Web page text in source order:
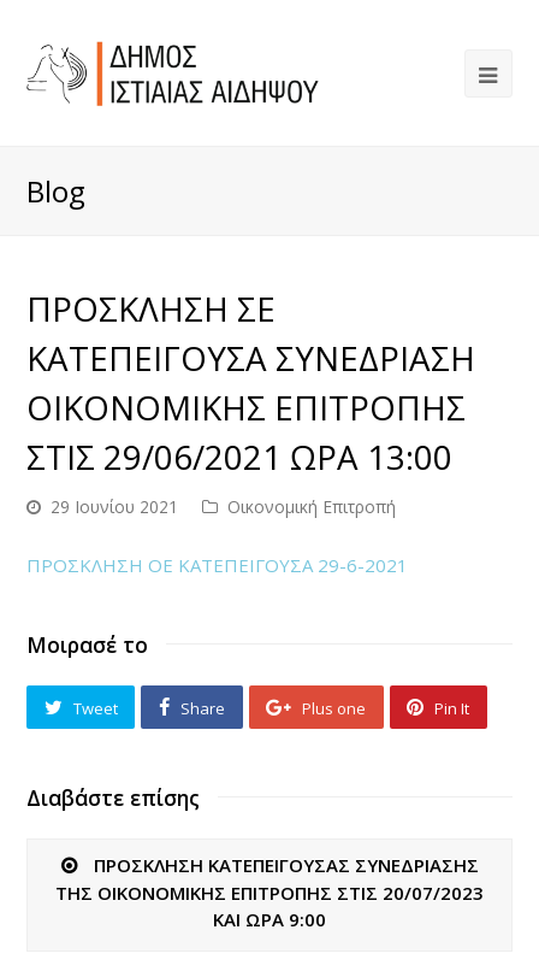
Blog
ΠΡΟΣΚΛΗΣΗ ΣΕ
ΚΑΤΕΠΕΙΓΟΥΣΑ ΣΥΝΕΔΡΙΑΣΗ
ΟΙΚΟΝΟΜΙΚΗΣ ΕΠΙΤΡΟΠΗΣ
ΣΤΙΣ 29/06/2021 ΩΡΑ 13:00
29 Ιουνίου 2021 Οικονομική Επιτροπή
ΠΡΟΣΚΛΗΣΗ ΟΕ ΚΑΤΕΠΕΙΓΟΥΣΑ 29-6-2021
Μοιρασέ το
Tweet Share Plus one Pin It
Διαβάστε επίσης
ΠΡΟΣΚΛΗΣΗ ΚΑΤΕΠΕΙΓΟΥΣΑΣ ΣΥΝΕΔΡΙΑΣΗΣ
ΤΗΣ ΟΙΚΟΝΟΜΙΚΗΣ ΕΠΙΤΡΟΠΗΣ ΣΤΙΣ 20/07/2023
ΚΑΙ ΩΡΑ 9:00